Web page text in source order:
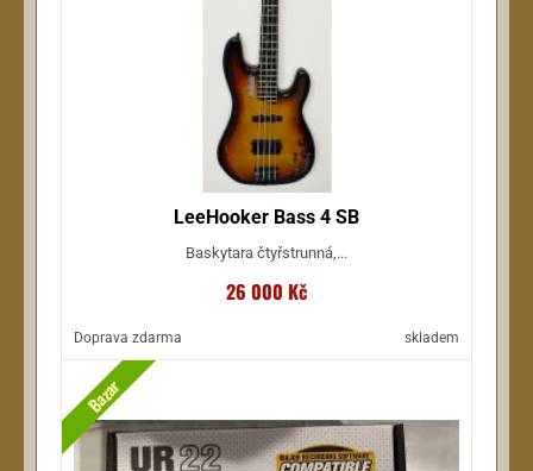
LeeHooker Bass 4 SB
Baskytara čtyřstrunná,...
26 000 Kč
Doprava zdarma skladem
Bazar